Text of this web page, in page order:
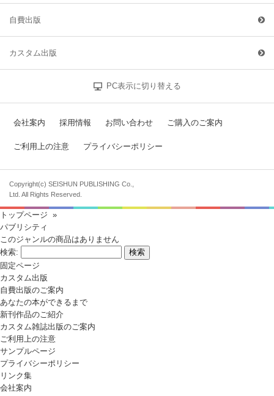
自費出版
カスタム出版
PC表示に切り替える
会社案内 採用情報 お問い合わせ ご購入のご案内
ご利用上の注意 プライバシーポリシー
Copyright(c) SEISHUN PUBLISHING Co.,
Ltd. All Rights Reserved.
トップページ »
パブリシティ
このジャンルの商品はありません
検索:
固定ページ
カスタム出版
自費出版のご案内
あなたの本ができるまで
新刊作品のご紹介
カスタム雑誌出版のご案内
ご利用上の注意
サンプルページ
プライバシーポリシー
リンク集
会社案内